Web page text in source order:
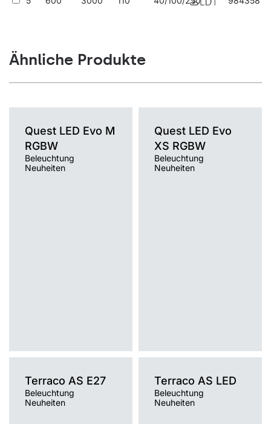
Ähnliche Produkte
Quest LED Evo M
RGBW
Beleuchtung
Neuheiten
Farbtemperatur [K]
Quest LED Evo
XS RGBW
Beleuchtung
Neuheiten
Farbtemperatur [K]
Terraco AS E27
Beleuchtung
Neuheiten
Terraco AS LED
Beleuchtung
Neuheiten